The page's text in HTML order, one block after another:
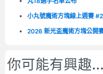
小丸號魔術方塊線上週賽
2026 新光盃魔術方塊公開
你可能有興趣...